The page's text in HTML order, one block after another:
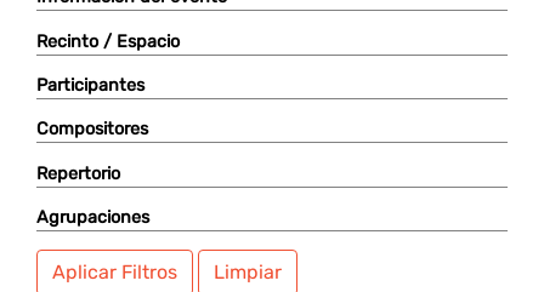
Recinto / Espacio
Participantes
Compositores
Repertorio
Agrupaciones
Aplicar Filtros Limpiar